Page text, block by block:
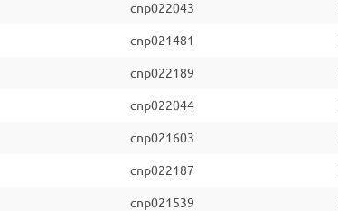
cnp022043
cnp021481
cnp022189
cnp022044
cnp021603
cnp022187
cnp021539